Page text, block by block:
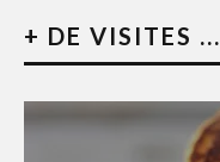
+ DE VISITES ...